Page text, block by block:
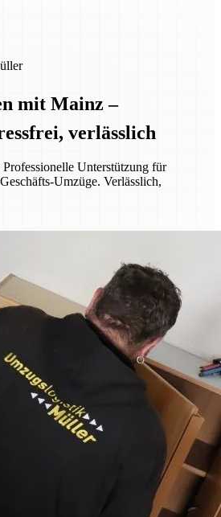
mit Mainz –
verlässlich
Unterstützung für
Umzüge. Verlässlich,